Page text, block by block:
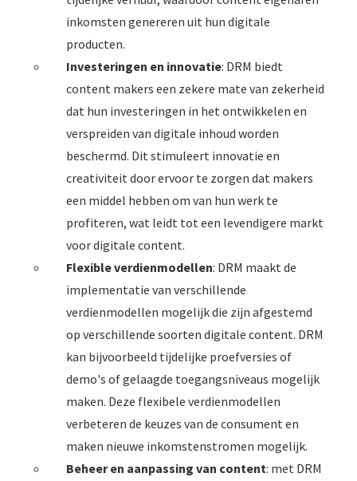
inkomsten genereren uit hun digitale
producten.
Investeringen en innovatie: DRM biedt
content makers een zekere mate van zekerheid
dat hun investeringen in het ontwikkelen en
verspreiden van digitale inhoud worden
beschermd. Dit stimuleert innovatie en
creativiteit door ervoor te zorgen dat makers
een middel hebben om van hun werk te
profiteren, wat leidt tot een levendigere markt
voor digitale content.
Flexible verdienmodellen: DRM maakt de
implementatie van verschillende
verdienmodellen mogelijk die zijn afgestemd
op verschillende soorten digitale content. DRM
kan bijvoorbeeld tijdelijke proefversies of
demo's of gelaagde toegangsniveaus mogelijk
maken. Deze flexibele verdienmodellen
verbeteren de keuzes van de consument en
maken nieuwe inkomstenstromen mogelijk.
Beheer en aanpassing van content: met DRM